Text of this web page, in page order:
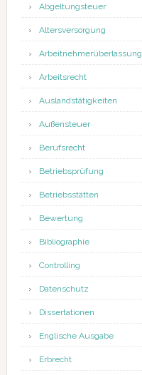
Abgeltungsteuer
Altersversorgung
Arbeitnehmerüberlassung
Arbeitsrecht
Auslandstätigkeiten
Außensteuer
Berufsrecht
Betriebsprüfung
Betriebsstätten
Bewertung
Bibliographie
Controlling
Datenschutz
Dissertationen
Englische Ausgabe
Erbrecht